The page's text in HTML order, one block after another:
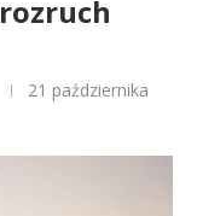
21 października